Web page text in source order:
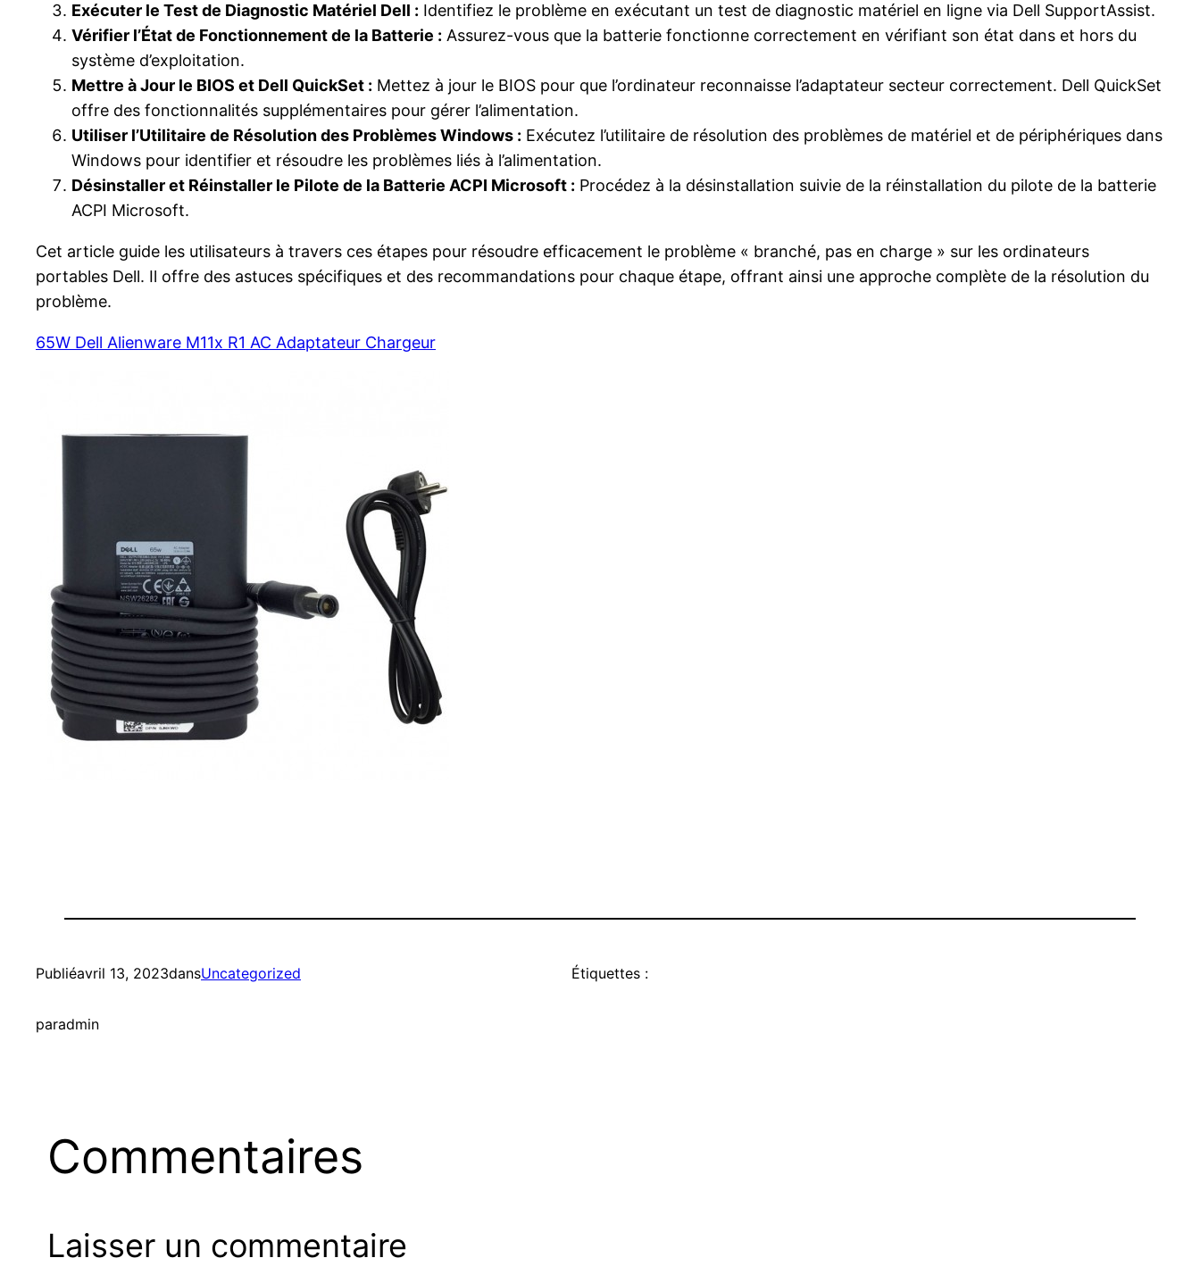
Exécuter le Test de Diagnostic Matériel Dell : Identifiez le problème en exécutant un test de diagnostic matériel en ligne via Dell SupportAssist.
Vérifier l’État de Fonctionnement de la Batterie : Assurez-vous que la batterie fonctionne correctement en vérifiant son état dans et hors du
système d’exploitation.
Mettre à Jour le BIOS et Dell QuickSet : Mettez à jour le BIOS pour que l’ordinateur reconnaisse l’adaptateur secteur correctement. Dell QuickSet
offre des fonctionnalités supplémentaires pour gérer l’alimentation.
Utiliser l’Utilitaire de Résolution des Problèmes Windows : Exécutez l’utilitaire de résolution des problèmes de matériel et de périphériques dans
Windows pour identifier et résoudre les problèmes liés à l’alimentation.
Désinstaller et Réinstaller le Pilote de la Batterie ACPI Microsoft : Procédez à la désinstallation suivie de la réinstallation du pilote de la batterie
ACPI Microsoft.
Cet article guide les utilisateurs à travers ces étapes pour résoudre efficacement le problème « branché, pas en charge » sur les ordinateurs
portables Dell. Il offre des astuces spécifiques et des recommandations pour chaque étape, offrant ainsi une approche complète de la résolution du
problème.
65W Dell Alienware M11x R1 AC Adaptateur Chargeur
Publiéavril 13, 2023dansUncategorized
paradmin
Étiquettes :
Commentaires
Laisser un commentaire